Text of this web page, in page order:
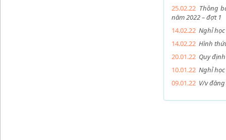
25.02.22 Thông
năm 2022 – đợt 1
14.02.22 Nghỉ
14.02.22 Hình
20.01.22 Quy
10.01.22 Nghỉ
09.01.22 V/v